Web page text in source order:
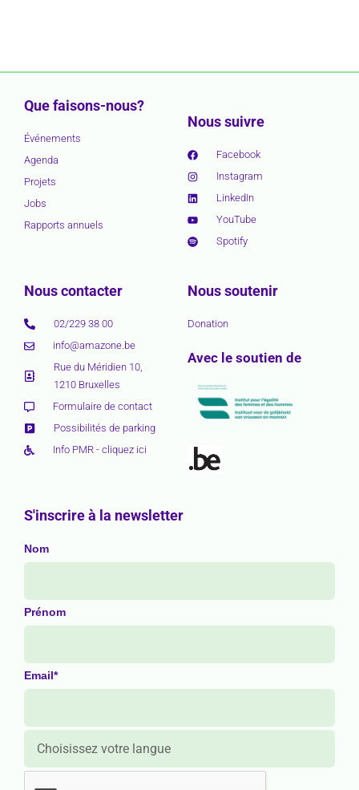
Que faisons-nous?
Événements
Agenda
Projets
Jobs
Rapports annuels
Nous suivre
Facebook
Instagram
LinkedIn
YouTube
Spotify
Nous contacter
02/229 38 00
info@amazone.be
Rue du Méridien 10,
1210 Bruxelles
Formulaire de contact
Possibilités de parking
Info PMR - cliquez ici
Nous soutenir
Donation
Avec le soutien de
S'inscrire à la newsletter
Nom
Prénom
Email*